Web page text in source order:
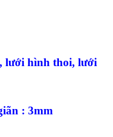
lưới hình thoi, lưới
: 3mm